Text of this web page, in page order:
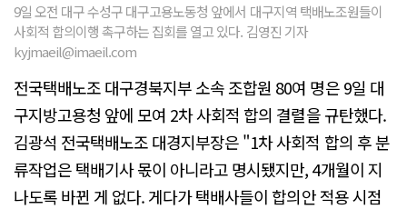
9일 오전 대구 수성구 대구고용노동청 앞에서 대구지역 택배노조원들이
사회적 합의이행 촉구하는 집회를 열고 있다. 김영진 기자
kyjmaeil@imaeil.com
전국택배노조 대구경북지부 소속 조합원 80여 명은 9일 대
구지방고용청 앞에 모여 2차 사회적 합의 결렬을 규탄했다.
김광석 전국택배노조 대경지부장은 "1차 사회적 합의 후 분
류작업은 택배기사 몫이 아니라고 명시됐지만, 4개월이 지
나도록 바뀐 게 없다. 게다가 택배사들이 합의안 적용 시점